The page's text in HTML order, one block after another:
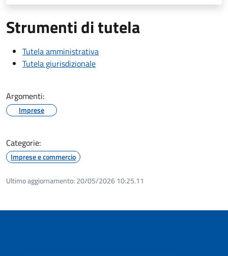
Strumenti di tutela
Tutela amministrativa
Tutela giurisdizionale
Argomenti:
Imprese
Categorie:
Imprese e commercio
Ultimo aggiornamento: 20/05/2026 10:25.11